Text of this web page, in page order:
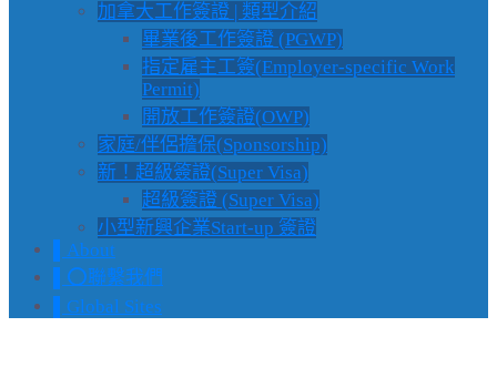
加拿大工作簽證 | 類型介紹
畢業後工作簽證 (PGWP)
指定雇主工簽(Employer-specific Work
Permit)
開放工作簽證(OWP)
家庭/伴侶擔保(Sponsorship)
新！超級簽證(Super Visa)
超級簽證 (Super Visa)
小型新興企業Start-up 簽證
▌About
▌⭕️聯繫我們
▌Global Sites